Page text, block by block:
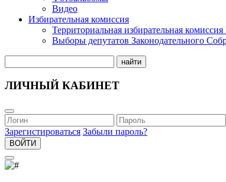
Видео
Избирательная комиссия
Территориальная избирательная
Выборы депутатов Законодательного
найти
ЛИЧНЫЙ КАБИНЕТ
Зарегистироваться Забыли пароль?
ВОЙТИ